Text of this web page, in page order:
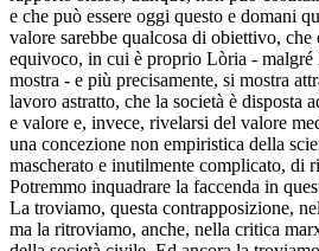
e che può essere oggi questo e domani
valore sarebbe qualcosa di obiettivo,
equivoco, in cui è proprio Lòria - malgré
mostra - e più precisamente, si mostra
lavoro astratto, che la società è disposta
e valore e, invece, rivelarsi del valore
una concezione non empiristica della
mascherato e inutilmente complicato, di
Potremmo inquadrare la faccenda in
La troviamo, questa contrapposizione,
ma la ritroviamo, anche, nella critica